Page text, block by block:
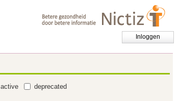
Inloggen
active
deprecated